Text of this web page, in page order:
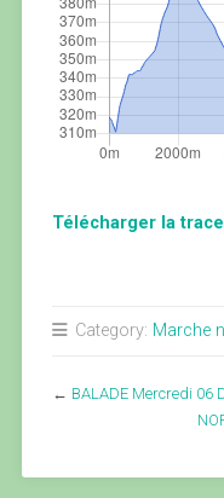
Télécharger la
Category: Marche
← BALADE Mercredi 06